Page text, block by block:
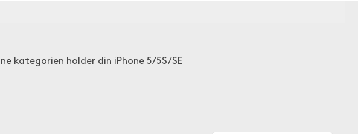
kategorien holder din iPhone 5/5S/SE